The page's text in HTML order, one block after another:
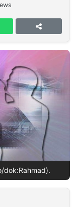
dok:Rahmad).